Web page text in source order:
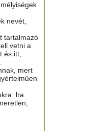
nevét,
tartalmazó
vetni a
és itt,
mert
ha